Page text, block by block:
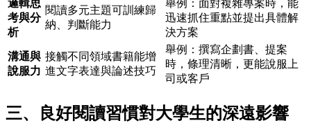
邏輯思
考與分
析
閱讀多元主題可訓練歸
納、判斷能力
舉例：面對複雜專案時，能
迅速抓住重點並提出具體解
決方案
溝通與
說服力
接觸不同領域書籍能增
進文字表達與論述技巧
舉例：撰寫企劃書、提案
時，條理清晰，更能說服上
司或客戶
三、良好閱讀習慣對大學生的深遠影響